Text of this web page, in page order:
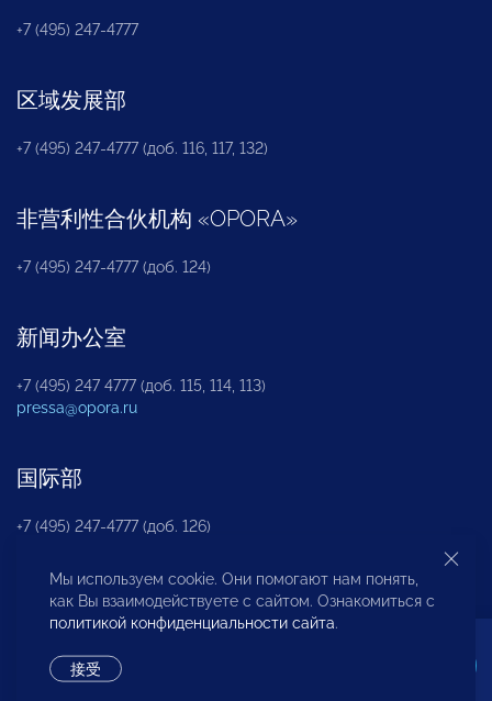
+7 (495) 247-4777
区域发展部
+7 (495) 247-4777 (доб. 116, 117, 132)
非营利性合伙机构 «OPORA»
+7 (495) 247-4777 (доб. 124)
新闻办公室
+7 (495) 247 4777 (доб. 115, 114, 113)
pressa@opora.ru
国际部
+7 (495) 247-4777 (доб. 126)
商投权益保护部
Мы используем cookie. Они помогают нам понять,
как Вы взаимодействуете с сайтом. Ознакомиться с
политикой конфиденциальности сайта.
接受